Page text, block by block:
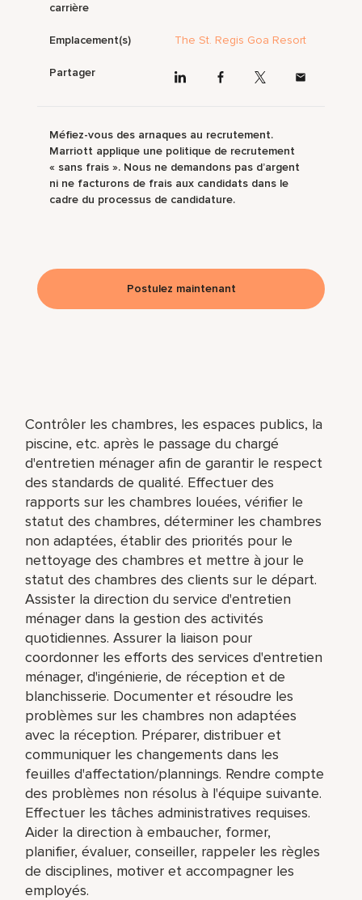
Contrôler les chambres, les espaces publics, la
piscine, etc. après le passage du chargé
d'entretien ménager afin de garantir le respect
des standards de qualité. Effectuer des
rapports sur les chambres louées, vérifier le
statut des chambres, déterminer les chambres
non adaptées, établir des priorités pour le
nettoyage des chambres et mettre à jour le
statut des chambres des clients sur le départ.
Assister la direction du service d'entretien
ménager dans la gestion des activités
quotidiennes. Assurer la liaison pour
coordonner les efforts des services d'entretien
ménager, d'ingénierie, de réception et de
blanchisserie. Documenter et résoudre les
problèmes sur les chambres non adaptées
avec la réception. Préparer, distribuer et
communiquer les changements dans les
feuilles d'affectation/plannings. Rendre compte
des problèmes non résolus à l'équipe suivante.
Effectuer les tâches administratives requises.
Aider la direction à embaucher, former,
planifier, évaluer, conseiller, rappeler les règles
de disciplines, motiver et accompagner les
employés.
carrière
Emplacement(s) The St. Regis Goa Resort
Partager
Méfiez-vous des arnaques au recrutement.
Marriott applique une politique de recrutement
« sans frais ». Nous ne demandons pas d’argent
ni ne facturons de frais aux candidats dans le
cadre du processus de candidature.
Postulez maintenant